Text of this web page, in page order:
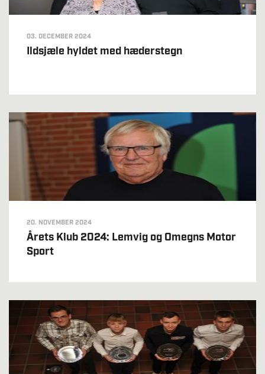
03. DECEMBER 2024
Ildsjæle hyldet med hæderstegn
20. NOVEMBER 2024
Årets Klub 2024: Lemvig og Omegns Motor
Sport